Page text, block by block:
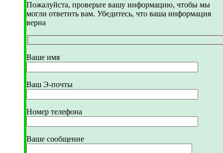
Пожалуйста, проверьте вашу информацию, чтобы мы
могли ответить вам. Убедитесь, что ваша информация
верна
Ваше имя
Ваш Э-почты
Номер телефона
Ваше сообщение